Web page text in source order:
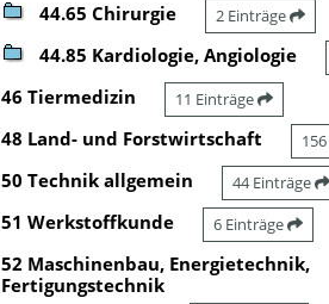
44.65 Chirurgie 2 Einträge
44.85 Kardiologie, Angiologie
46 Tiermedizin 11 Einträge
48 Land- und Forstwirtschaft
50 Technik allgemein 44 Einträge
51 Werkstoffkunde 6 Einträge
52 Maschinenbau, Energietechnik,
Fertigungstechnik